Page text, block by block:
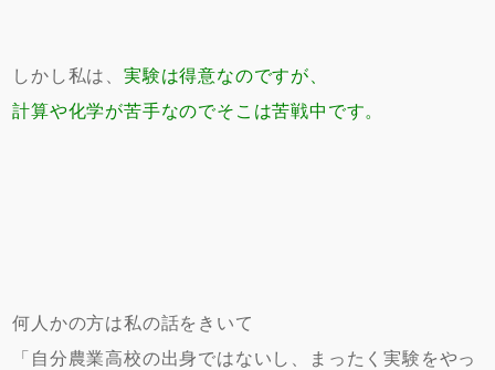
しかし私は、 実験は得意なのですが、
計算や化学が苦手なのでそこは苦戦中です。
何人かの方は私の話をきいて
「自分農業高校の出身ではないし、まったく実験をやっ